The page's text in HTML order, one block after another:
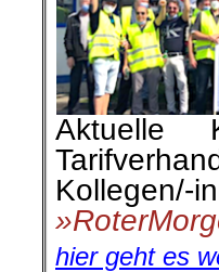
Aktuelle
Kollegen/-
hier geht es